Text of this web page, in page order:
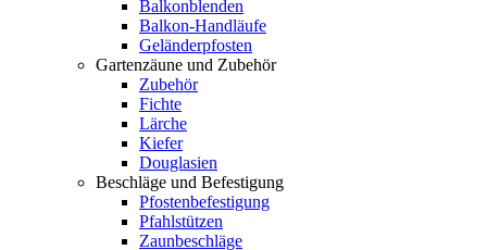
Balkonblenden
Balkon-Handläufe
Geländerpfosten
Gartenzäune und Zubehör
Zubehör
Fichte
Lärche
Kiefer
Douglasien
Beschläge und Befestigung
Pfostenbefestigung
Pfahlstützen
Zaunbeschläge